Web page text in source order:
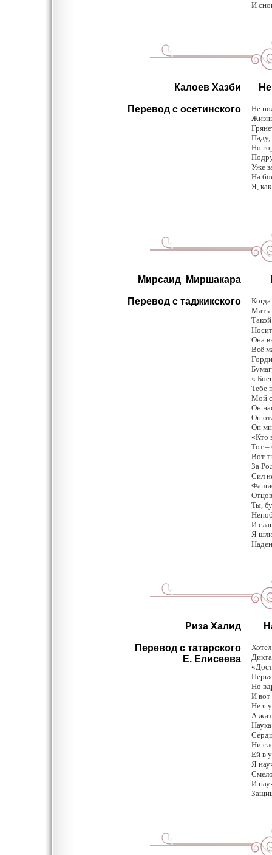
И
Калоев Хазби
Перевод с осетинского
Не
Паду,
Но
Уже
На
Я,
Мирсаид Миршакара
Перевод с таджикского
Мать
Она
Всё
«
Тебе
Мой
Он
Он
Он
«Кто
Тот –
Вот
За
Сил
Ты,
И
Я шлю
Риза Халид
Перевод с татарского
Е. Елисеева
Но
И вот
Не я
А
Ни
Ей в
Я
И